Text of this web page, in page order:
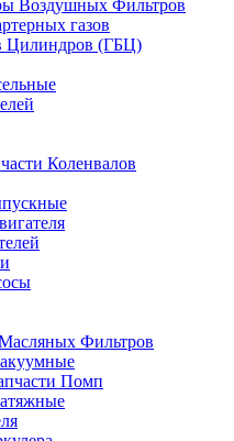
Воздушных Фильтров
газов
Цилиндров (ГБЦ)
Коленвалов
Фильтров
Помп